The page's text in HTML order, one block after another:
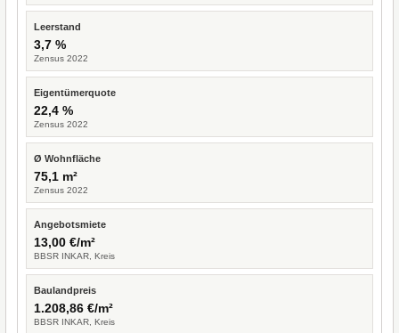
Leerstand
3,7 %
Zensus 2022
Eigentümerquote
22,4 %
Zensus 2022
Ø Wohnfläche
75,1 m²
Zensus 2022
Angebotsmiete
13,00 €/m²
BBSR INKAR, Kreis
Baulandpreis
1.208,86 €/m²
BBSR INKAR, Kreis